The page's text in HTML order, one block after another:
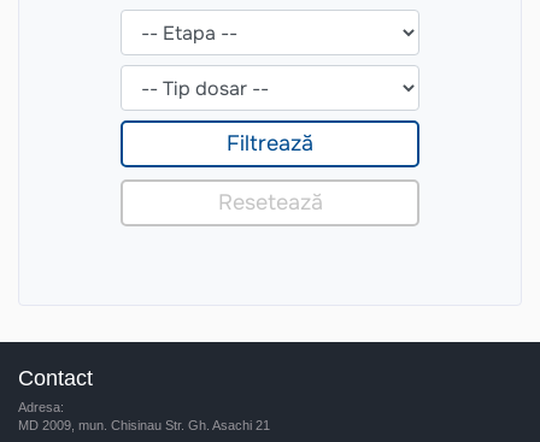
Contact
Adresa:
MD 2009, mun. Chisinau Str. Gh. Asachi 21